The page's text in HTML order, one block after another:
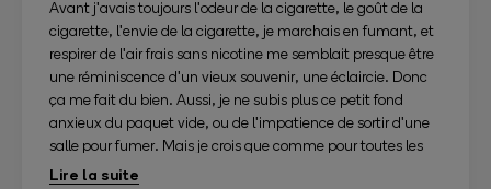
Avant j'avais toujours l'odeur de la cigarette, le goût de la
cigarette, l'envie de la cigarette, je marchais en fumant, et
respirer de l'air frais sans nicotine me semblait presque être
une réminiscence d'un vieux souvenir, une éclaircie. Donc
ça me fait du bien. Aussi, je ne subis plus ce petit fond
anxieux du paquet vide, ou de l'impatience de sortir d'une
salle pour fumer. Mais je crois que comme pour toutes les
addictions il y a aussi une petite couche là-dessous qu'il